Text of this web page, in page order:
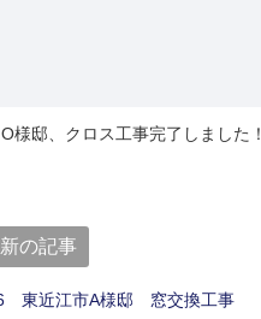
様邸、クロス工事完了しました！
の記事
東近江市A様邸 窓交換工事